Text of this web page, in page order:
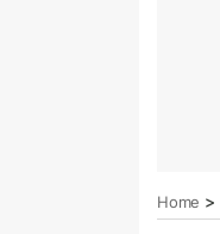
Home >